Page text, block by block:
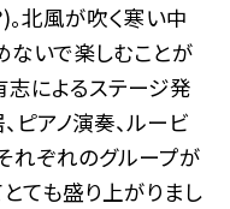
北風が吹く寒い中
ないで楽しむことが
志によるステージ発
ピアノ演奏、ルービ
れぞれのグループが
ても盛り上がりまし